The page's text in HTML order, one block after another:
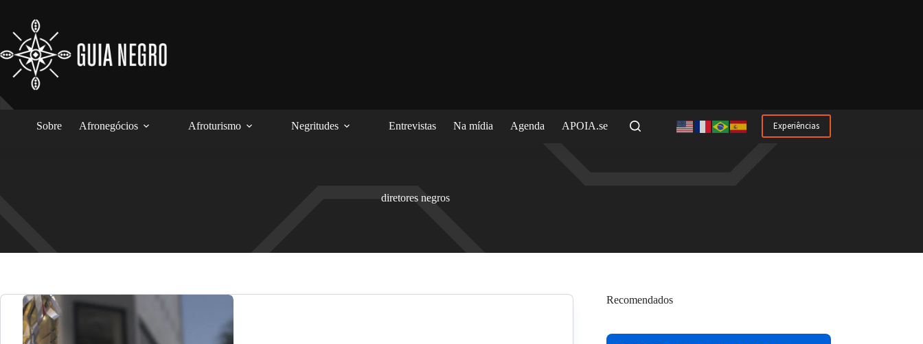
conteúdo
Sobre Afronegócios Afroturismo Negritudes Entrevistas Na mídia Agenda APOIA.se Experiências
diretores negros
Recomendados